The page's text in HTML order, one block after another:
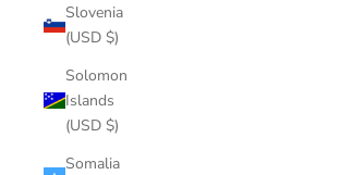
Slovenia
(USD $)
Solomon
Islands
(USD $)
Somalia